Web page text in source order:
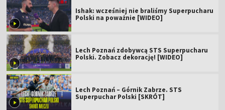
Ishak: wcześniej nie braliśmy Superpucharu
Polski na poważnie [WIDEO]
Lech Poznań zdobywcą STS Superpucharu
Polski. Zobacz dekorację! [WIDEO]
Lech Poznań – Górnik Zabrze. STS
Superpuchar Polski [SKRÓT]